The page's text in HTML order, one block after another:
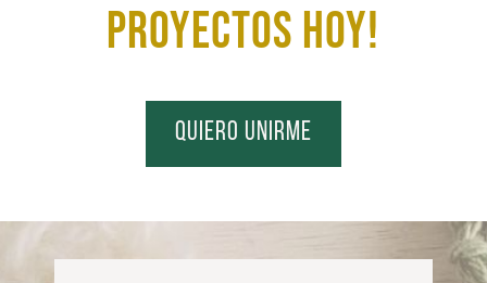
proyectos HOY!
quiero unirme